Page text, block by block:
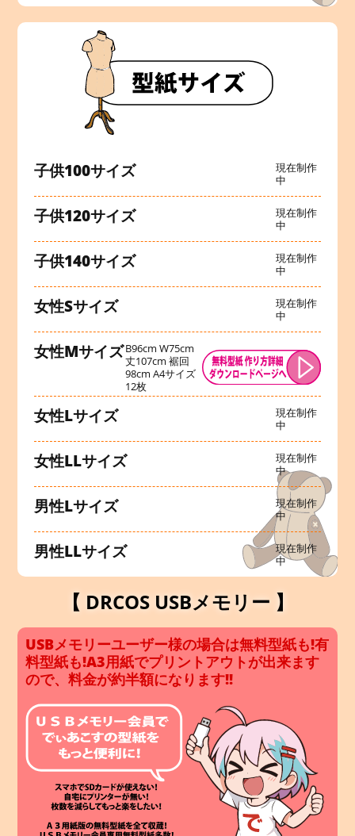
子供100サイズ
現在制作
中
子供120サイズ
現在制作
中
子供140サイズ
現在制作
中
女性Sサイズ
現在制作
中
女性MサイズB96cm W75cm
丈107cm 裾回
98cm A4サイズ
12枚
女性Lサイズ
現在制作
中
女性LLサイズ
現在制作
中
男性Lサイズ
現在制作
中
男性LLサイズ
現在制作
中
【 DRCOS USBメモリー 】
USBメモリーユーザー様の場合は無料型紙も!有
料型紙も!A3用紙でプリントアウトが出来ます
ので、料金が約半額になります!!